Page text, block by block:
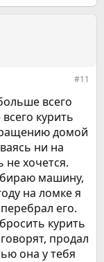
#11
всего
курить
домой
ни на
не хочется.
машину,
на ломке я
его.
курить
продал
она у тебя